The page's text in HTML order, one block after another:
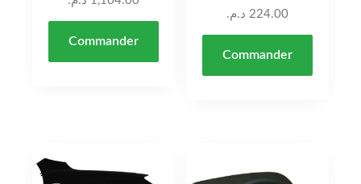
Commander
224.00 د.م.
Commander